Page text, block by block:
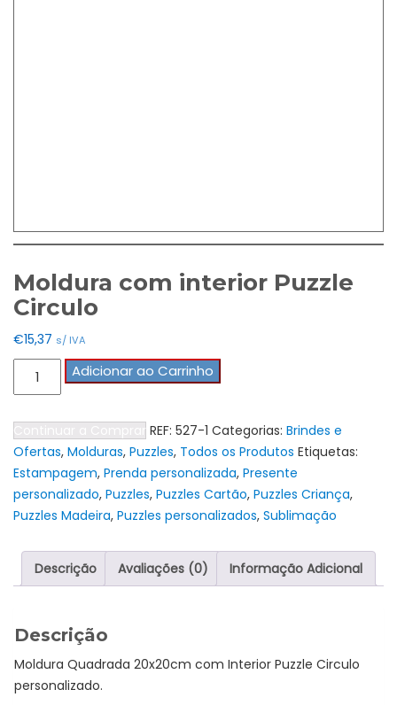
Moldura com interior Puzzle
Circulo
€15,37 s/ IVA
Quantidade
de
interior
Puzzle
Circulo
Adicionar ao Carrinho
Continuar a Comprar REF: 527-1 Categorias: Brindes e
Ofertas, Molduras, Puzzles, Todos os Produtos Etiquetas:
Estampagem, Prenda personalizada, Presente
personalizado, Puzzles, Puzzles Cartão, Puzzles Criança,
Puzzles Madeira, Puzzles personalizados, Sublimação
Descrição Avaliações (0) Informação Adicional
Descrição
Moldura Quadrada 20x20cm com Interior Puzzle Circulo
personalizado.